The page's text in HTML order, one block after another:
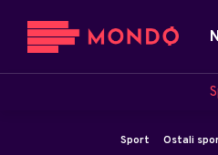
Sport Ostali